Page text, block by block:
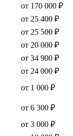
от 170 000 ₽
от 25 400 ₽
от 25 500 ₽
от 20 000 ₽
от 34 900 ₽
от 24 000 ₽
от 1 000 ₽
от 6 300 ₽
от 3 000 ₽